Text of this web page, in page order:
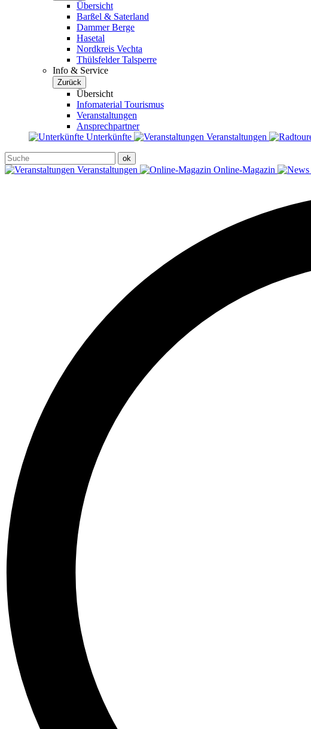
Übersicht
Barßel & Saterland
Dammer Berge
Hasetal
Nordkreis Vechta
Thülsfelder Talsperre
Info & Service
Zurück
Übersicht
Infomaterial Tourismus
Veranstaltungen
Ansprechpartner
Unterkünfte
Veranstaltungen
Veranstaltungen Online-Magazin